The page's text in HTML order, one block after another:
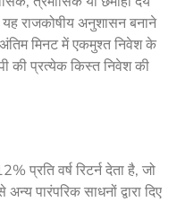
यह राजकोषीय अनुशासन बनाने
मिनट में एकमुश्त निवेश के
की प्रत्येक किस्त निवेश की
प्रति वर्ष रिटर्न देता है, जो
पारंपरिक साधनों द्वारा दिए